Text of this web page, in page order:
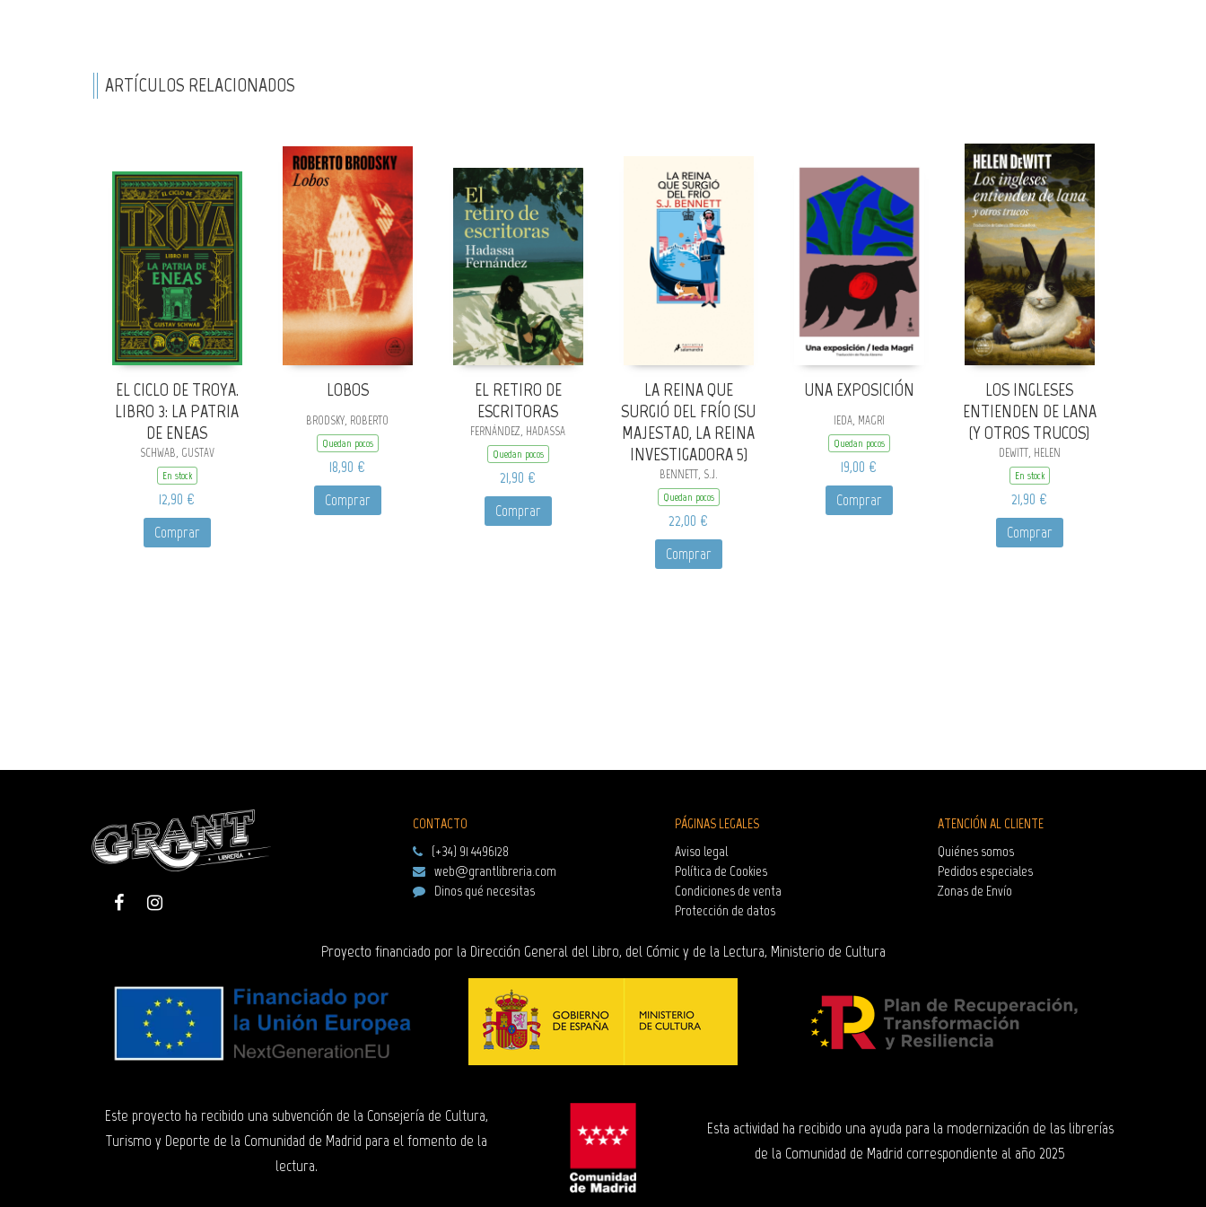
ARTÍCULOS RELACIONADOS
EL CICLO DE TROYA.
LIBRO 3: LA PATRIA
DE ENEAS
SCHWAB, GUSTAV
En stock
12,90 €
Comprar
LOBOS
BRODSKY, ROBERTO
Quedan pocos
18,90 €
Comprar
EL RETIRO DE
ESCRITORAS
FERNÁNDEZ, HADASSA
Quedan pocos
21,90 €
Comprar
LA REINA QUE
SURGIÓ DEL FRÍO (SU
MAJESTAD, LA REINA
INVESTIGADORA 5)
BENNETT, S.J.
Quedan pocos
22,00 €
Comprar
UNA EXPOSICIÓN
IEDA, MAGRI
Quedan pocos
19,00 €
Comprar
LOS INGLESES
ENTIENDEN DE LANA
(Y OTROS TRUCOS)
DEWITT, HELEN
En stock
21,90 €
Comprar
CONTACTO
(+34) 91 4496128
web@grantlibreria.com
Dinos qué necesitas
PÁGINAS LEGALES
Aviso legal
Política de Cookies
Condiciones de venta
Protección de datos
ATENCIÓN AL CLIENTE
Quiénes somos
Pedidos especiales
Zonas de Envío
Proyecto financiado por la Dirección General del Libro, del Cómic y de la Lectura, Ministerio de Cultura
Este proyecto ha recibido una subvención de la Consejería de Cultura,
Turismo y Deporte de la Comunidad de Madrid para el fomento de la
lectura.
Esta actividad ha recibido una ayuda para la modernización de las librerías
de la Comunidad de Madrid correspondiente al año 2025